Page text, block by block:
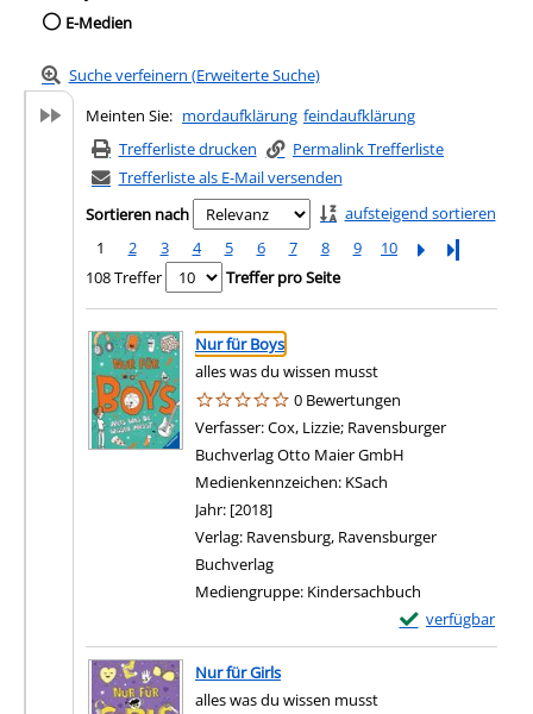
E-Medien
Suche verfeinern (Erweiterte Suche)
Meinten Sie: mordaufklärung feindaufklärung
Trefferliste drucken
Permalink Trefferliste
Trefferliste als E-Mail versenden
Sortieren nach
aufsteigend sortieren
1
2 3 4 5 6 7 8 9 10
Letzte Seite
108 Treffer
Treffer pro Seite
Suchergebnis
Zu den Suchfiltern springen
Nur für Boys
alles was du wissen musst
0 Bewertungen
Verfasser:Cox, Lizzie; Ravensburger
Buchverlag Otto Maier GmbH
Medienkennzeichen: KSach
Jahr: [2018]
Verlag: Ravensburg, Ravensburger
Buchverlag
Mediengruppe: Kindersachbuch
verfügbar
Exemplar-Details
Nur für Girls
alles was du wissen musst